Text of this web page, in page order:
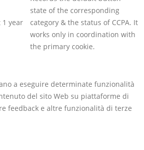
1 year
state of the corresponding
category & the status of CCPA. It
works only in coordination with
the primary cookie.
a eseguire determinate funzionalità
del sito Web su piattaforme di
feedback e altre funzionalità di terze